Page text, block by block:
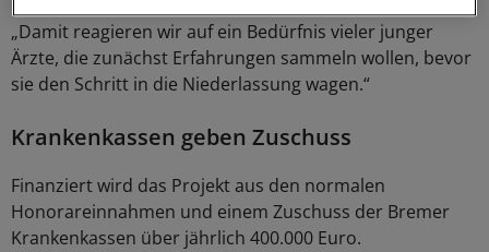
„Damit reagieren wir auf ein Bedürfnis vieler junger
Ärzte, die zunächst Erfahrungen sammeln wollen, bevor
sie den Schritt in die Niederlassung wagen.“
Krankenkassen geben Zuschuss
Finanziert wird das Projekt aus den normalen
Honorareinnahmen und einem Zuschuss der Bremer
Krankenkassen über jährlich 400.000 Euro.